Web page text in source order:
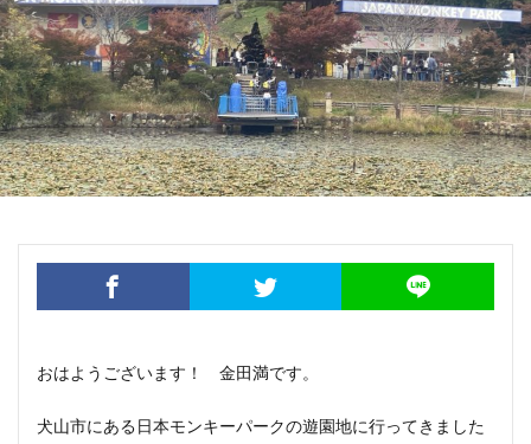
おはようございます！ 金田満です。
犬山市にある日本モンキーパークの遊園地に行ってきました